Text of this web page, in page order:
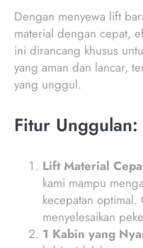
Dengan menyewa lift
material dengan cepat,
ini dirancang khusus
yang aman dan lancar,
yang unggul.
Fitur Unggulan:
Lift Material
kami mampu
kecepatan
menyelesaikan
1 Kabin yang